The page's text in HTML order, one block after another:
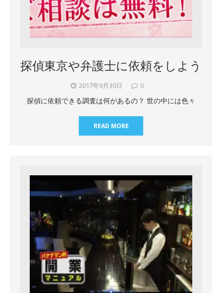
探偵東京や弁護士に依頼をしよう
2017年9月30日 0
探偵に依頼できる調査は何があるの？ 世の中には色々
READ MORE